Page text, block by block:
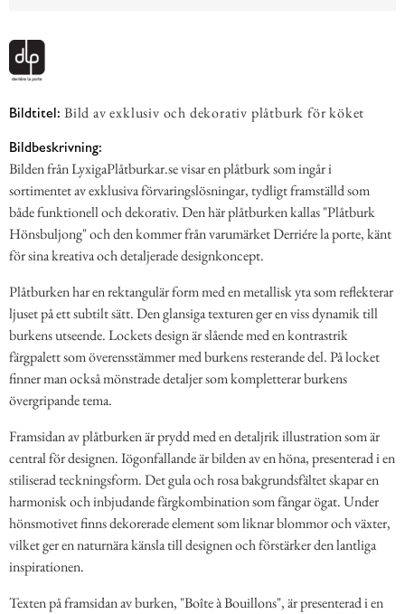
Bildtitel: Bild av exklusiv och dekorativ plåtburk för köket
Bildbeskrivning:
Bilden från LyxigaPlåtburkar.se visar en plåtburk som ingår i
sortimentet av exklusiva förvaringslösningar, tydligt framställd som
både funktionell och dekorativ. Den här plåtburken kallas "Plåtburk
Hönsbuljong" och den kommer från varumärket Derriére la porte, känt
för sina kreativa och detaljerade designkoncept.
Plåtburken har en rektangulär form med en metallisk yta som reflekterar
ljuset på ett subtilt sätt. Den glansiga texturen ger en viss dynamik till
burkens utseende. Lockets design är slående med en kontrastrik
färgpalett som överensstämmer med burkens resterande del. På locket
finner man också mönstrade detaljer som kompletterar burkens
övergripande tema.
Framsidan av plåtburken är prydd med en detaljrik illustration som är
central för designen. Iögonfallande är bilden av en höna, presenterad i en
stiliserad teckningsform. Det gula och rosa bakgrundsfältet skapar en
harmonisk och inbjudande färgkombination som fångar ögat. Under
hönsmotivet finns dekorerade element som liknar blommor och växter,
vilket ger en naturnära känsla till designen och förstärker den lantliga
inspirationen.
Texten på framsidan av burken, "Boîte à Bouillons", är presenterad i en